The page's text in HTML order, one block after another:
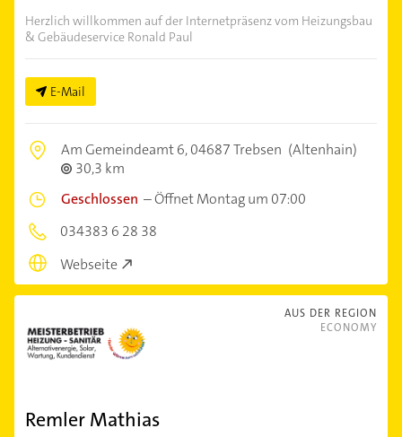
Herzlich willkommen auf der Internetpräsenz vom Heizungsbau
& Gebäudeservice Ronald Paul
E-Mail
Am Gemeindeamt 6,04687 Trebsen (Altenhain)
30,3 km
Geschlossen –Öffnet Montag um 07:00
034383 6 28 38
Webseite
AUS DER REGION
ECONOMY
Remler Mathias